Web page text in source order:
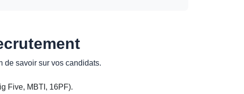
de savoir sur vos candidats.
Five, MBTI, 16PF).